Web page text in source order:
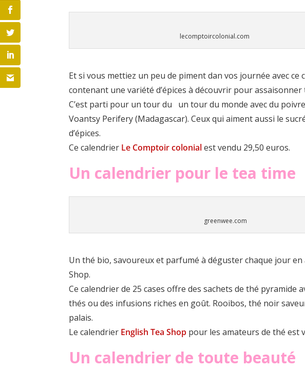
lecomptoircolonial.com
Et si vous mettiez un peu de piment dan vos journée avec ce
contenant une variété d’épices à découvrir pour assaisonner
C’est parti pour un tour du un tour du monde avec du
Voantsy Perifery (Madagascar). Ceux qui aiment aussi le
d’épices.
Ce calendrier Le Comptoir colonialest vendu 29,50 euros.
Un calendrier pour le tea time
greenwee.com
Un thé bio, savoureux et parfumé à déguster chaque jour en
Shop.
Ce calendrier de 25 cases offre des sachets de thé pyramide
thés ou des infusions riches en goût. Rooibos, thé noir
palais.
Le calendrier English Tea Shop pour les amateurs de thé est
Un calendrier de toute beauté